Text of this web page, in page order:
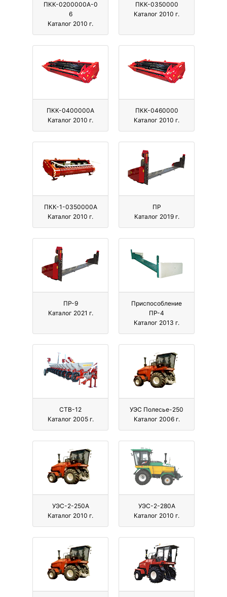
ПКК-0200000А-0
6
Каталог 2010 г.
ПКК-0350000
Каталог 2010 г.
ПКК-0400000А
Каталог 2010 г.
ПКК-0460000
Каталог 2010 г.
ПКК-1-0350000А
Каталог 2010 г.
ПР
Каталог 2019 г.
ПР-9
Каталог 2021 г.
Приспособление
ПР-4
Каталог 2013 г.
СТВ-12
Каталог 2005 г.
УЭС Полесье-250
Каталог 2006 г.
УЭС-2-250А
Каталог 2010 г.
УЭС-2-280А
Каталог 2010 г.